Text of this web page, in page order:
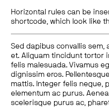
Horizontal rules can be
shortcode, which look like
Sed dapibus convallis
et. Aliquam tincidunt tortor
felis malesuada. Vivamus
dignissim eros.
mattis. Integer felis neque,
elementum ac purus.
scelerisque purus ac,